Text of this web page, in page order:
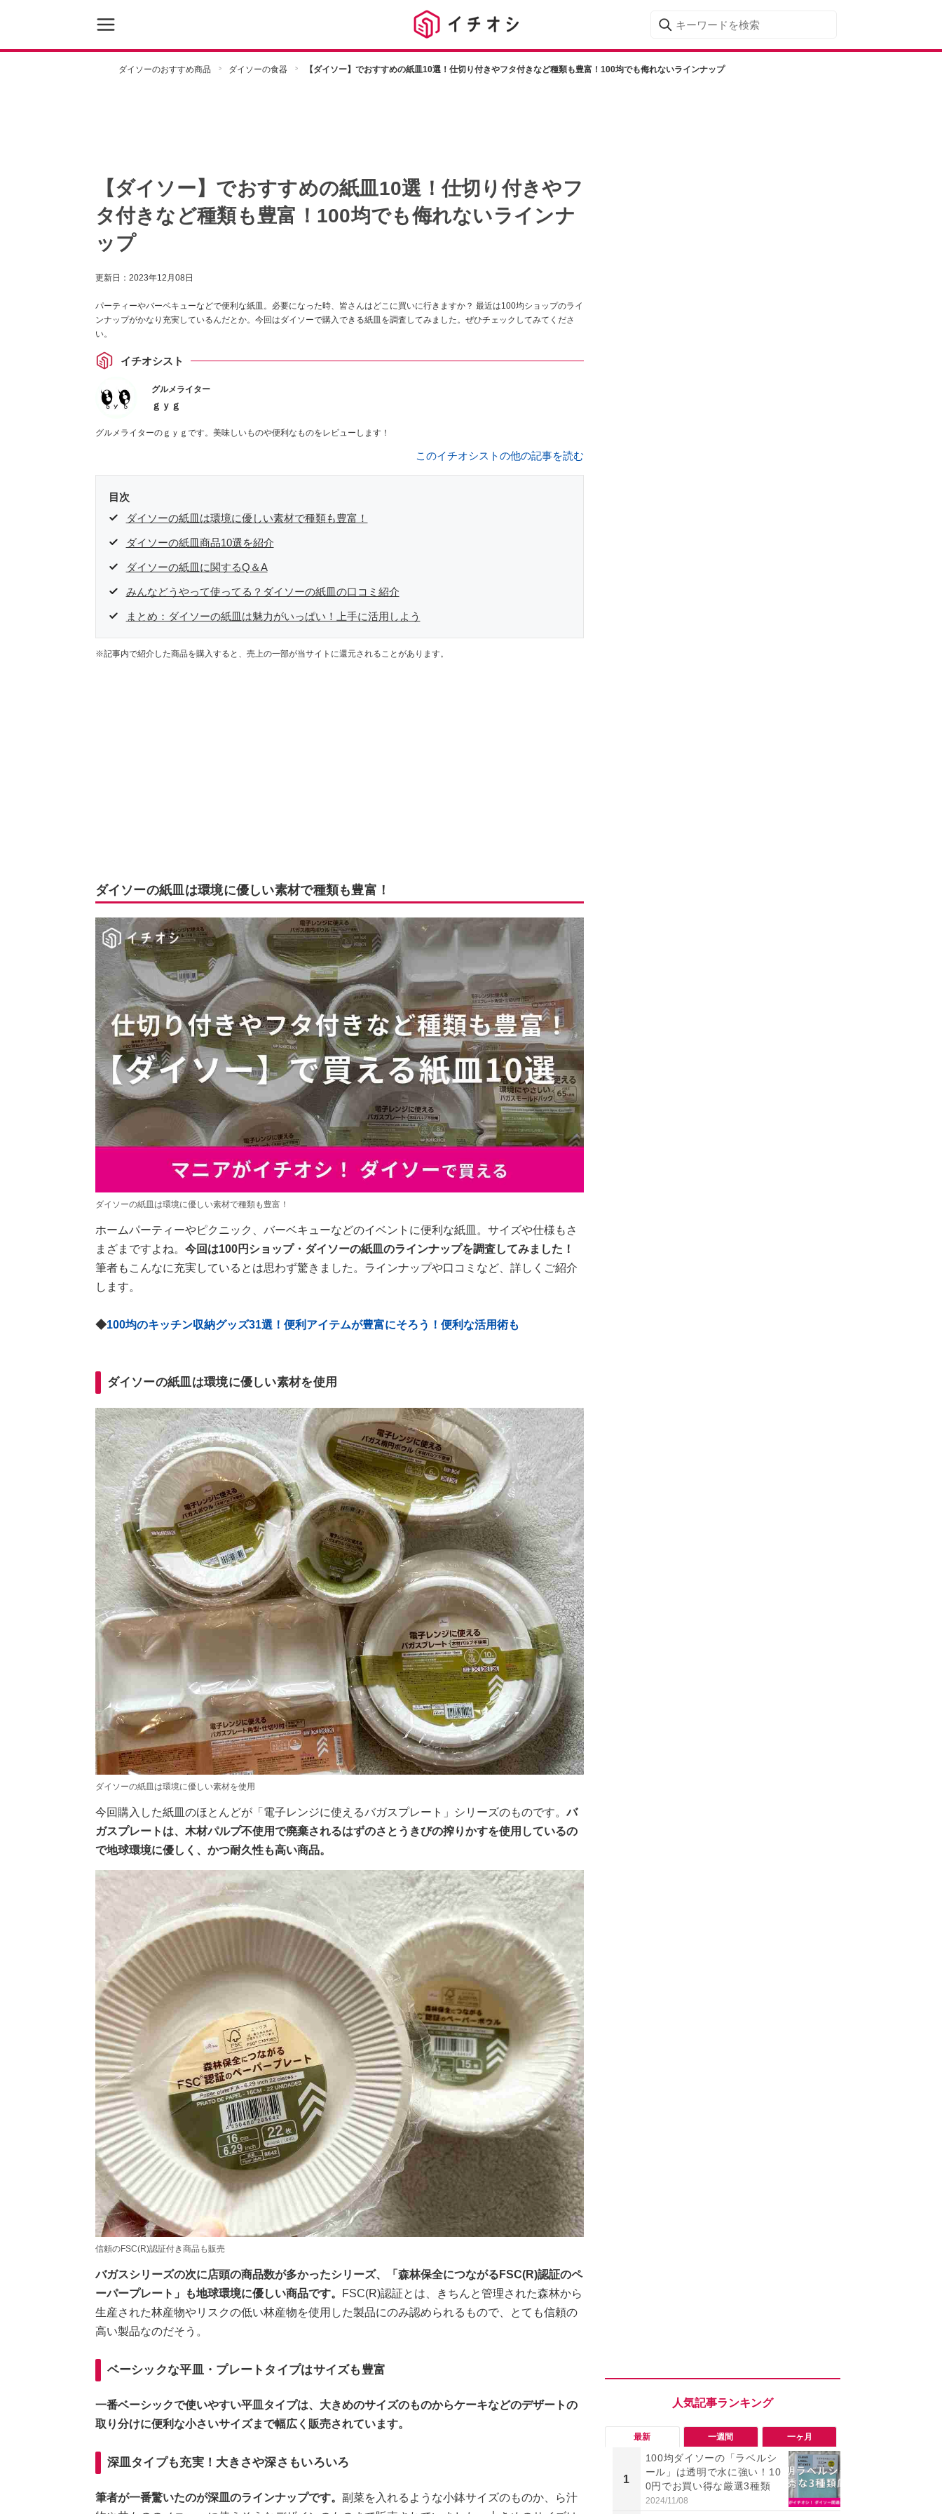
ダイソーのおすすめ商品 ダイソーの食器 【ダイソー】でおすすめの紙皿10選！仕切り付きやフタ付きなど種類も豊富！100均でも侮れないラインナップ
【ダイソー】でおすすめの紙皿10選！仕切り付きやフ
タ付きなど種類も豊富！100均でも侮れないラインナ
ップ
更新日： 2023年12月08日
パーティーやバーベキューなどで便利な紙皿。必要になった時、皆さんはどこに買いに行きますか？ 最近は100均ショップのライ
ンナップがかなり充実しているんだとか。今回はダイソーで購入できる紙皿を調査してみました。ぜひチェックしてみてくださ
い。
イチオシスト
グルメライター
ｇｙｇ
グルメライターのｇｙｇです。美味しいものや便利なものをレビューします！
このイチオシストの他の記事を読む
目次
ダイソーの紙皿は環境に優しい素材で種類も豊富！
ダイソーの紙皿商品10選を紹介
ダイソーの紙皿に関するQ＆A
みんなどうやって使ってる？ダイソーの紙皿の口コミ紹介
まとめ：ダイソーの紙皿は魅力がいっぱい！上手に活用しよう
※記事内で紹介した商品を購入すると、売上の一部が当サイトに還元されることがあります。
ダイソーの紙皿は環境に優しい素材で種類も豊富！
ダイソーの紙皿は環境に優しい素材で種類も豊富！
ホームパーティーやピクニック、バーベキューなどのイベントに便利な紙皿。サイズや仕様もさ
まざまですよね。 今回は100円ショップ・ダイソーの紙皿のラインナップを調査してみました！
筆者もこんなに充実しているとは思わず驚きました。ラインナップや口コミなど、詳しくご紹介
します。
◆100均のキッチン収納グッズ31選！便利アイテムが豊富にそろう！便利な活用術も
ダイソーの紙皿は環境に優しい素材を使用
ダイソーの紙皿は環境に優しい素材を使用
今回購入した紙皿のほとんどが「電子レンジに使えるバガスプレート」シリーズのものです。バ
ガスプレートは、木材パルプ不使用で廃棄されるはずのさとうきびの搾りかすを使用しているの
で地球環境に優しく、かつ耐久性も高い商品。
信頼のFSC(R)認証付き商品も販売
バガスシリーズの次に店頭の商品数が多かったシリーズ、「森林保全につながるFSC(R)認証のペ
ーパープレート」も地球環境に優しい商品です。
FSC(R)認証とは、きちんと管理された森林から
生産された林産物やリスクの低い林産物を使用した製品にのみ認められるもので、とても信頼の
高い製品なのだそう。
ベーシックな平皿・プレートタイプはサイズも豊富
一番ベーシックで使いやすい平皿タイプは、大きめのサイズのものからケーキなどのデザートの
取り分けに便利な小さいサイズまで幅広く販売されています。
深皿タイプも充実！大きさや深さもいろいろ
筆者が一番驚いたのが深皿のラインナップです。 副菜を入れるような小鉢サイズのものか、ら汁
最新 一週間 一ヶ月
1
100均ダイソーの「ラベルシ
ール」は透明で水に強い！10
0円でお買い得な厳選3種類
2024/11/08